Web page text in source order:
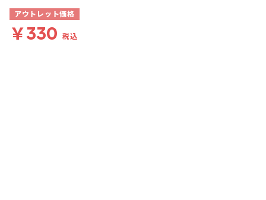
アウトレット価格
￥330 税込